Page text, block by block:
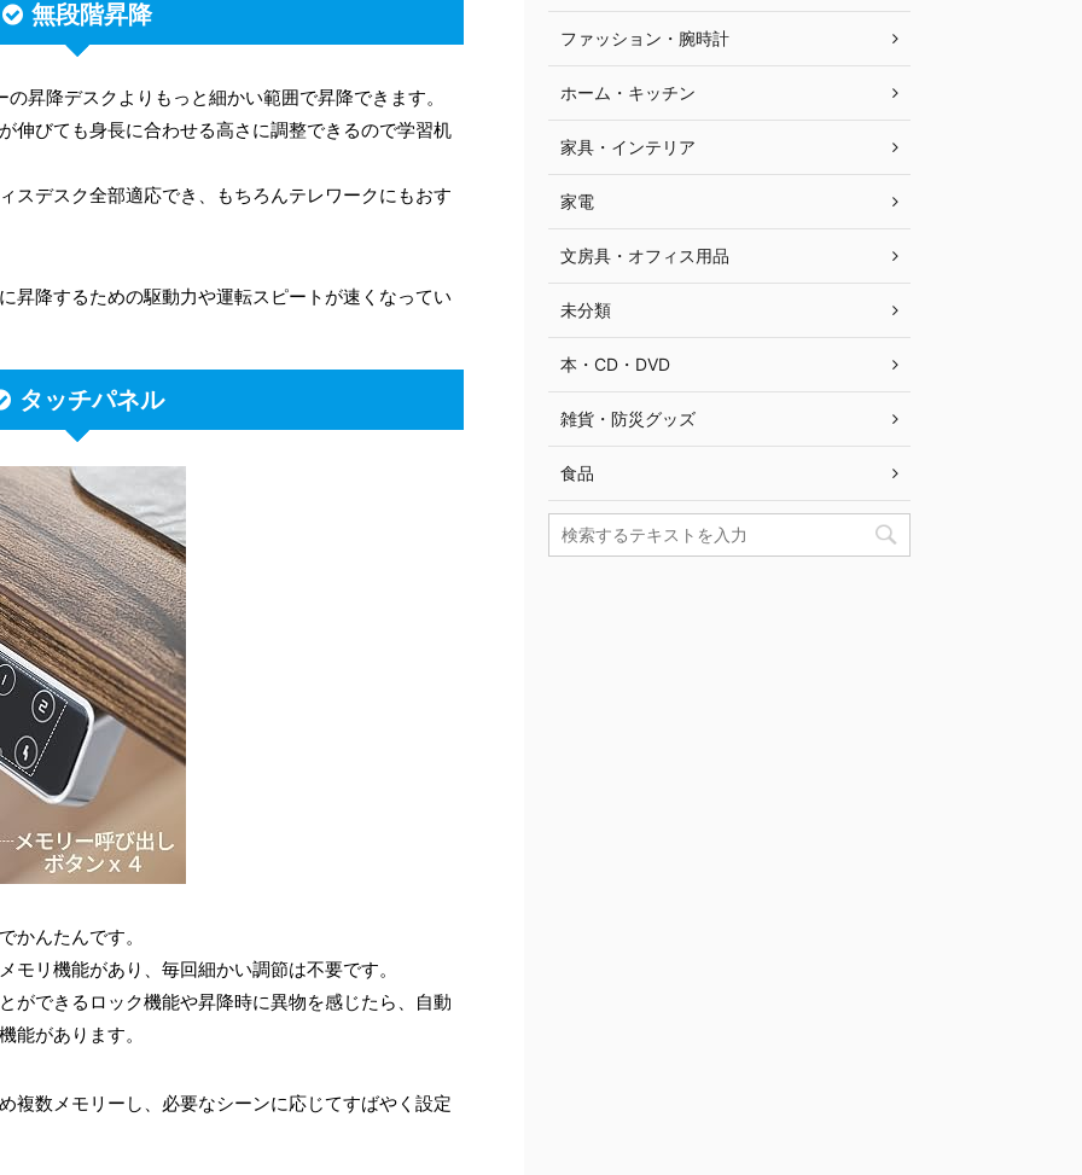
無段階昇降
昇降デスクよりもっと細かい範囲で昇降できます。
伸びても身長に合わせる高さに調整できるので学習机
スデスク全部適応でき、もちろんテレワークにもおす
昇降するための駆動力や運転スピートが速くなってい
タッチパネル
かんたんです。
モリ機能があり、毎回細かい調節は不要です。
ができるロック機能や昇降時に異物を感じたら、自動
能があります。
複数メモリーし、必要なシーンに応じてすばやく設定
ファッション・腕時計
ホーム・キッチン
家具・インテリア
家電
文房具・オフィス用品
未分類
本・CD・DVD
雑貨・防災グッズ
食品